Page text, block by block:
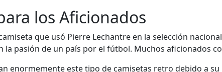
los Aficionados
que usó Pierre Lechantre en la selección
la pasión de un país por el fútbol. Muchos aficionados
enormemente este tipo de camisetas retro debido a